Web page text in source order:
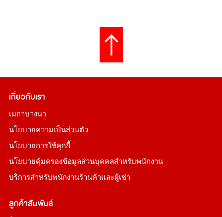
เกี่ยวกับเรา
เมกาบางนา
นโยบายความเป็นส่วนตัว
นโยบายการใช้คุกกี้
นโยบายคุ้มครองข้อมูลส่วนบุคคลสำหรับพนักงาน
บริการสำหรับพนักงานร้านค้าและผู้เช่า
ลูกค้าสัมพันธ์